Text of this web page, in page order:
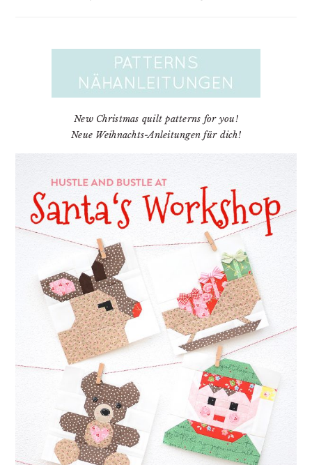
New Christmas quilt patterns for you!
Neue Weihnachts-Anleitungen für dich!